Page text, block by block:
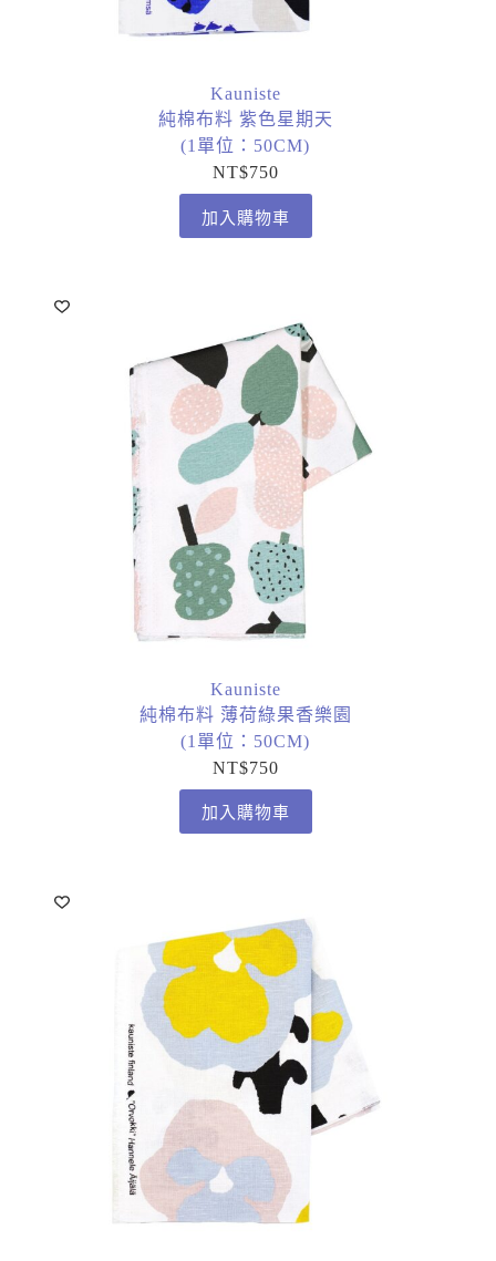
Kauniste
純棉布料 紫色星期天
(1單位：50CM)
NT$750
加入購物車
Kauniste
純棉布料 薄荷綠果香樂園
(1單位：50CM)
NT$750
加入購物車